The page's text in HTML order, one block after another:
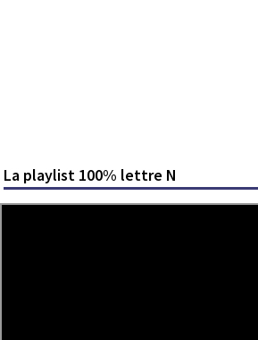
La playlist 100% lettre N